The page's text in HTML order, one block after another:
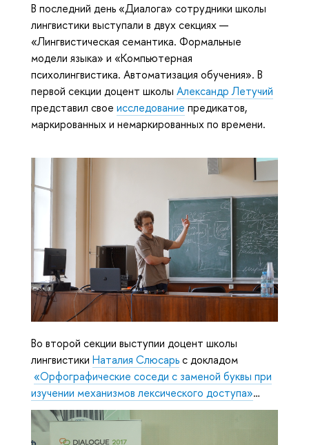
В последний день «Диалога» сотрудники школы
лингвистики выступали в двух секциях —
«Лингвистическая семантика. Формальные
модели языка» и «Компьютерная
психолингвистика. Автоматизация обучения». В
первой секции доцент школы Александр Летучий
представил свое исследование предикатов,
маркированных и немаркированных по времени.
Во второй секции выступии доцент школы
лингвистики Наталия Слюсарьс докладом
«Орфографические соседи с заменой буквы при
изучении механизмов лексического доступа»…